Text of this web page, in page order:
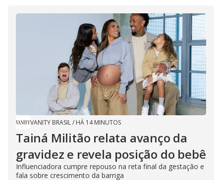
VANITY BRASIL/ HÁ 14 MINUTOS
Tainá Militão relata avanço da
gravidez e revela posição do bebê
Influenciadora cumpre repouso na reta final da gestação e
fala sobre crescimento da barriga